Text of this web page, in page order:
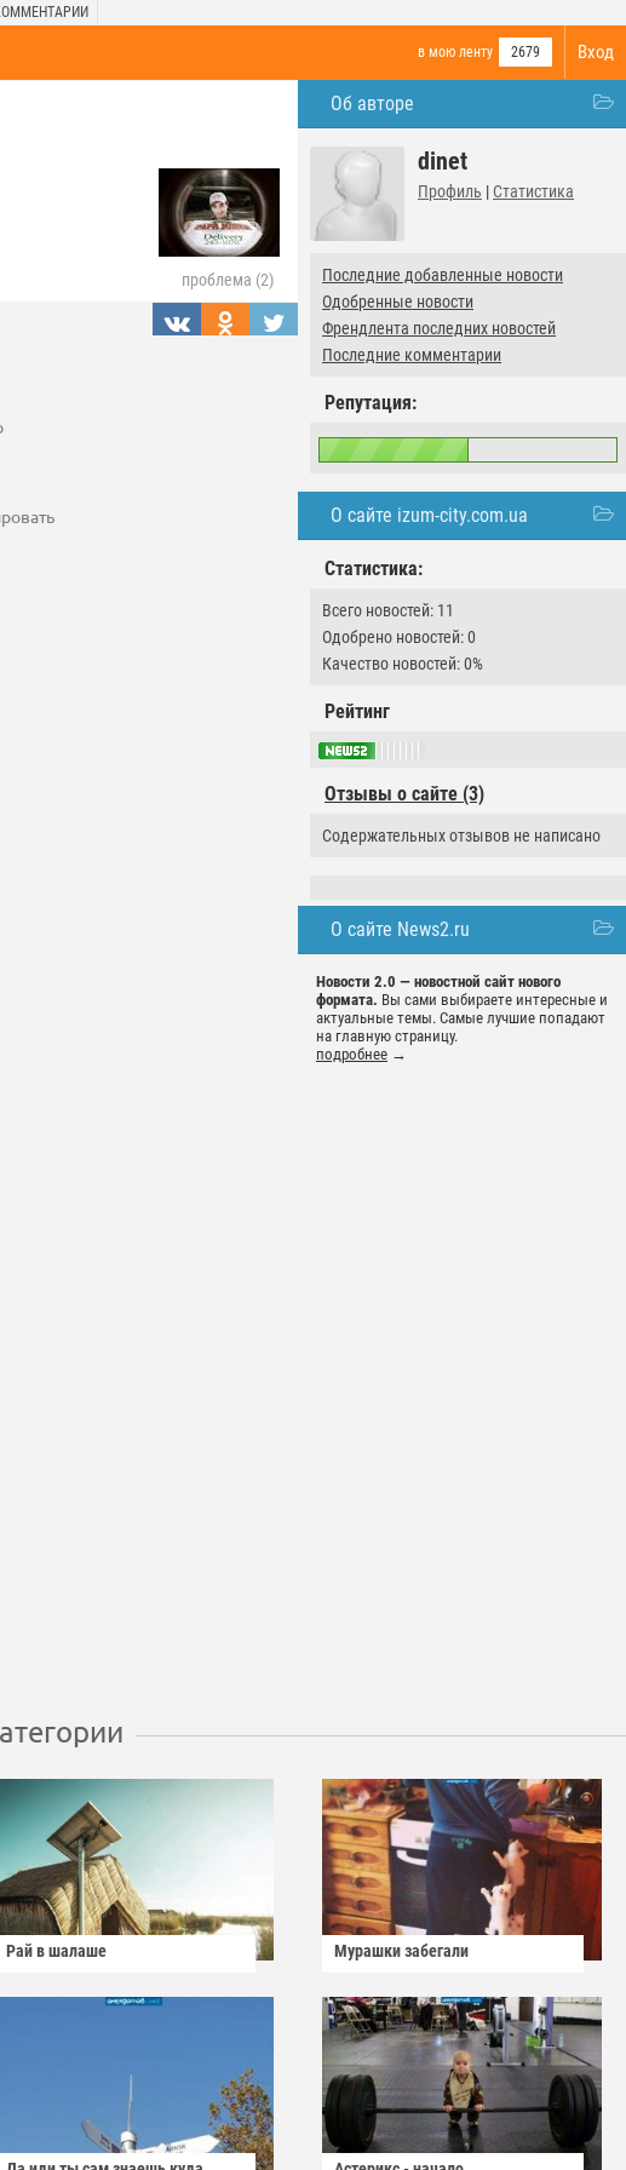
Вход
в мою ленту 2679
Об авторе
dinet
Профиль | Статистика
Последние добавленные новости
Одобренные новости
Френдлента последних новостей
Последние комментарии
Репутация:
О сайте izum-city.com.ua
Статистика:
Всего новостей: 11
Одобрено новостей: 0
Качество новостей: 0%
Рейтинг
Отзывы о сайте (3)
Содержательных отзывов не написано
О сайте News2.ru
Новости 2.0 — новостной сайт нового
формата. Вы сами выбираете интересные и
актуальные темы. Самые лучшие попадают
на главную страницу.
подробнее →
проблема (2)
Рай в шалаше Мурашки забегали